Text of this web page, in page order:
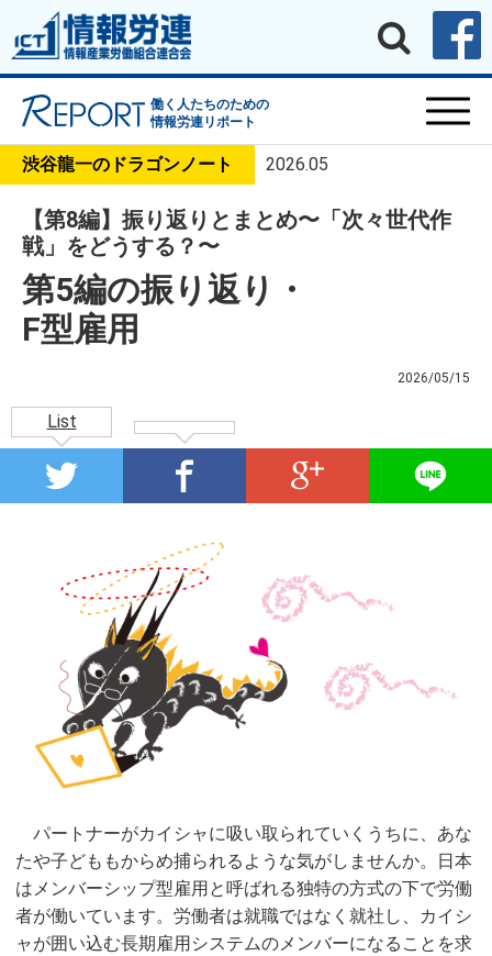
働く人たちのための
情報労連リポート
渋谷龍一のドラゴンノート 2026.05
【第8編】振り返りとまとめ〜「次々世代作
戦」をどうする？〜
第5編の振り返り・
F型雇用
2026/05/15
List
パートナーがカイシャに吸い取られていくうちに、あな
たや子どももからめ捕られるような気がしませんか。日本
はメンバーシップ型雇用と呼ばれる独特の方式の下で労働
者が働いています。労働者は就職ではなく就社し、カイシ
ャが囲い込む長期雇用システムのメンバーになることを求